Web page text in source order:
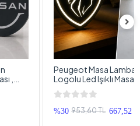
,
Peugeot Masa
Logolu Led Işıklı Masa
Peugeot Gündüz
Lambası
%30 953,60 TL 667,52